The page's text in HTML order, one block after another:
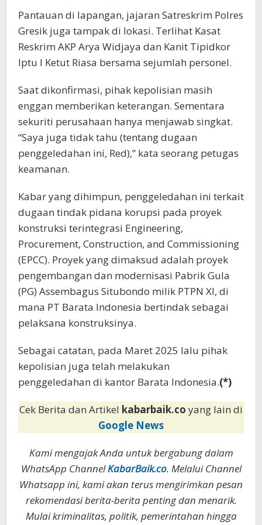
Pantauan di lapangan, jajaran Satreskrim Polres
Gresik juga tampak di lokasi. Terlihat Kasat
Reskrim AKP Arya Widjaya dan Kanit Tipidkor
Iptu I Ketut Riasa bersama sejumlah personel.
Saat dikonfirmasi, pihak kepolisian masih
enggan memberikan keterangan. Sementara
sekuriti perusahaan hanya menjawab singkat.
“Saya juga tidak tahu (tentang dugaan
penggeledahan ini, Red),” kata seorang petugas
keamanan.
Kabar yang dihimpun, penggeledahan ini terkait
dugaan tindak pidana korupsi pada proyek
konstruksi terintegrasi Engineering,
Procurement, Construction, and Commissioning
(EPCC). Proyek yang dimaksud adalah proyek
pengembangan dan modernisasi Pabrik Gula
(PG) Assembagus Situbondo milik PTPN XI, di
mana PT Barata Indonesia bertindak sebagai
pelaksana konstruksinya.
Sebagai catatan, pada Maret 2025 lalu pihak
kepolisian juga telah melakukan
penggeledahan di kantor Barata Indonesia.(*)
Cek Berita dan Artikel kabarbaik.co yang lain di
Google News
Kami mengajak Anda untuk bergabung dalam
WhatsApp ChannelKabarBaik.co. Melalui Channel
Whatsapp ini, kami akan terus mengirimkan pesan
rekomendasi berita-berita penting dan menarik.
Mulai kriminalitas, politik, pemerintahan hingga